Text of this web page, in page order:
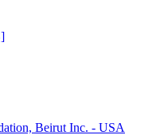
Beirut Inc. - USA